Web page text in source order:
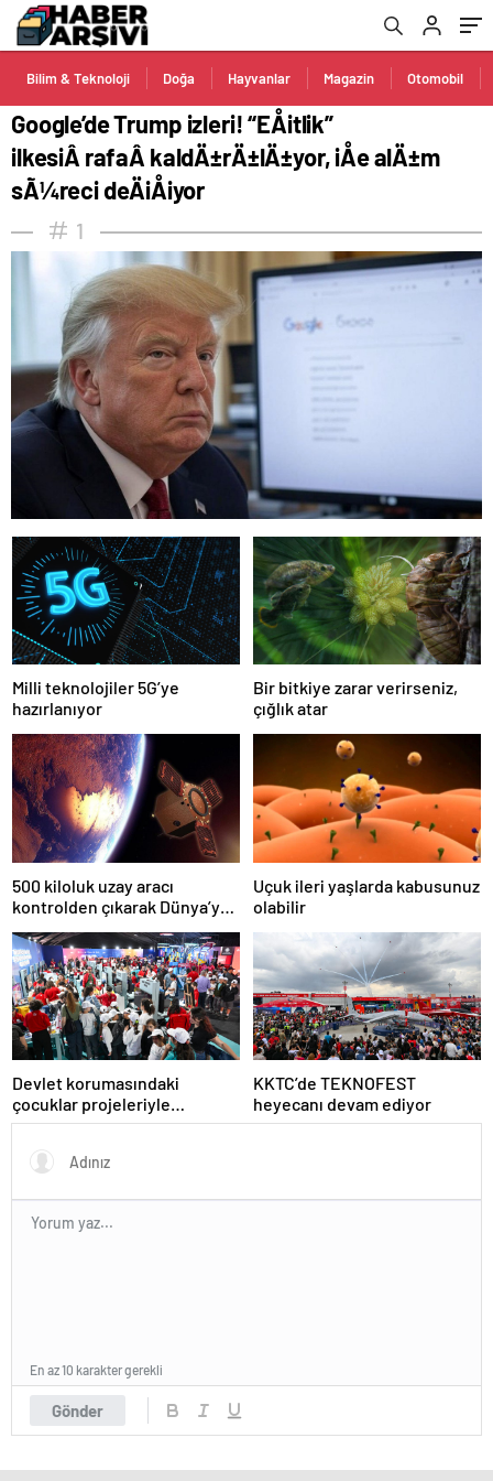
Bilim & Teknoloji Doğa Hayvanlar Magazin Otomobil
sÃ¼reci deÄiÅiyor
Google’de Trump izleri! “EÅitlik”
ilkesiÂ rafaÂ kaldÄ±rÄ±lÄ±yor, iÅe alÄ±m
sÃ¼reci deÄiÅiyor
1
Milli teknolojiler 5G’ye
hazırlanıyor
Bir bitkiye zarar verirseniz,
çığlık atar
500 kiloluk uzay aracı
kontrolden çıkarak Dünya’ya
Uçuk ileri yaşlarda kabusunuz
olabilir
Devlet korumasındaki
çocuklar projeleriyle
TEKNOFEST KKTC’de
KKTC’de TEKNOFEST
heyecanı devam ediyor
Gönder
En az 10 karakter gerekli